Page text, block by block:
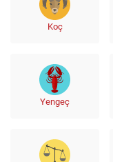
Koç
Yengeç